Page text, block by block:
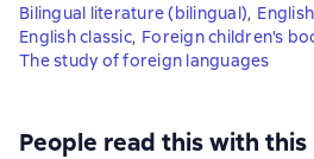
Bilingual literature (bilingual),
English classic, Foreign children's
The study of foreign languages
People read this with this